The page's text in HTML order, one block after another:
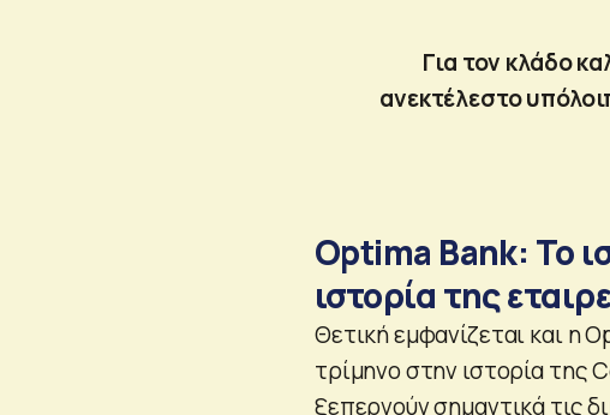
Για τον κλάδο
ανεκτέλεστο
Optima Bank: Το
ιστορία της
Θετική εμφανίζεται και η
τρίμηνο στην ιστορία της
ξεπερνούν σημαντικά τις